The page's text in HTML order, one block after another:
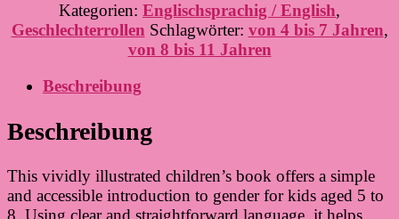
Kategorien: Englischsprachig / English,
Geschlechterrollen Schlagwörter: von 4 bis 7 Jahren,
von 8 bis 11 Jahren
Beschreibung
Beschreibung
This vividly illustrated children’s book offers a simple
and accessible introduction to gender for kids aged 5 to
8. Using clear and straightforward language, it helps